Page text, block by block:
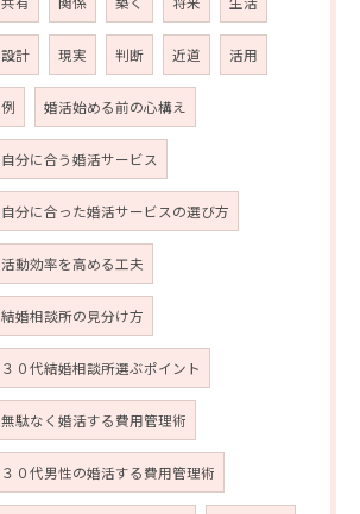
設計 現実 判断 近道 活用
例 婚活始める前の心構え
自分に合う婚活サービス
自分に合った婚活サービスの選び方
活動効率を高める工夫
結婚相談所の見分け方
３０代結婚相談所選ぶポイント
無駄なく婚活する費用管理術
３０代男性の婚活する費用管理術